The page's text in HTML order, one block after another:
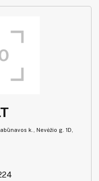
k., Nevėžio g. 1D,